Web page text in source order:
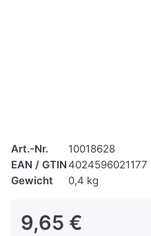
Art.-Nr.
10018628
EAN / GTIN 4024596021177
Gewicht
0,4 kg
9,65 €